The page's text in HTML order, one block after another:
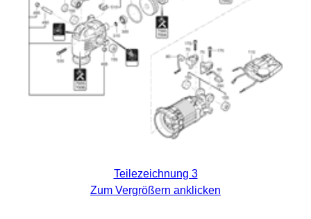
Teilezeichnung 3
Zum Vergrößern anklicken